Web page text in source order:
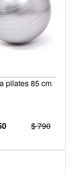
pilates 85 cm
$ 790